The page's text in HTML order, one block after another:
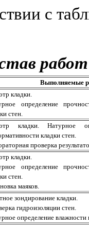
с
Выполняемые
кладки.
определение
стен.
кладки. Натурное
кладки стен.
проверка
кладки.
определение
стен.
маяков.
зондирование кладки.
гидроизоляции стен.
определение влажности